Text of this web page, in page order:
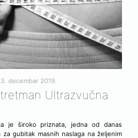
decembar 2019.
tretman Ultrazvučna
je široko priznata, jedna od danas
za gubitak masnih naslaga na željenim